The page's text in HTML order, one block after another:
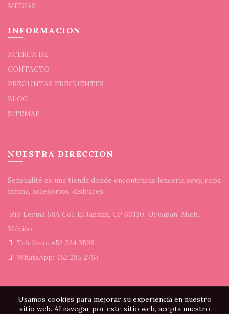
MEDIAS
INFORMACION
ACERCA DE
CONTACTO
PREGUNTAS FRECUENTES
BLOG
SITEMAP
NUESTRA DIRECCION
Sensualité es una tienda donde encontrarás lencería sexy, ropa
íntima, accesorios, disfraces
Río Lerma 58A Col. El Jazmín, CP 60130, Uruapan, Mich.,
México
Telefono: 452 524 3598
WhatsApp: 452 285 2753
Sitio diseñado por©cero - Agencia De Marketing Digital|
Usamos cookies para mejorar su experiencia en nuestro
sitio web. Al navegar por este sitio web, acepta nuestro